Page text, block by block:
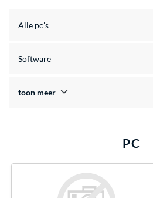
Alle pc's
Software
toon meer
PC